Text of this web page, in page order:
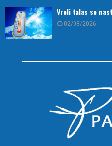
Vreli talas se
02/08/2026